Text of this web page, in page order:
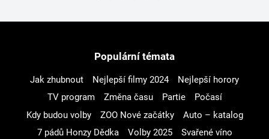
Populární témata
Jak zhubnout Nejlepší filmy 2024
Nejlepší horory
TV program
Změna času Partie
Počasí
Kdy budou volby
ZOO Nové začátky
Auto – katalog
7 pádů Honzy Dědka
Volby 2025
Svařené víno